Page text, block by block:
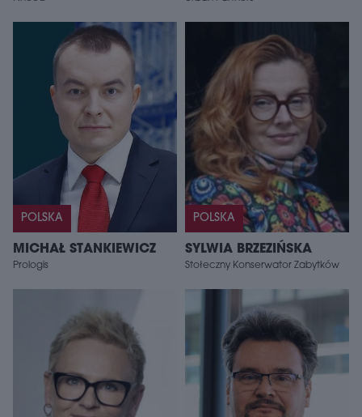
POLSKA
MICHAŁ STANKIEWICZ
Prologis
POLSKA
SYLWIA BRZEZIŃSKA
Stołeczny Konserwator Zabytków